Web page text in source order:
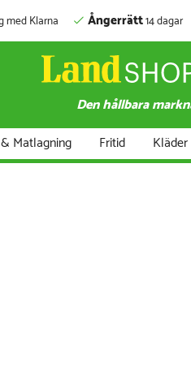
med Klarna Ångerrätt14 dagar
Den hållbara
Matlagning Fritid